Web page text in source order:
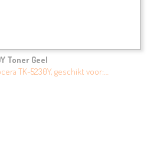
Toner Geel
TK-5230Y, geschikt voor:…